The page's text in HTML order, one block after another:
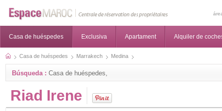
Casa de huéspedes Exclusiva Apartament Alquiler de
Casa de huéspedes Marrakech Medina
Búsqueda : Casa de huéspedes,
Riad Irene